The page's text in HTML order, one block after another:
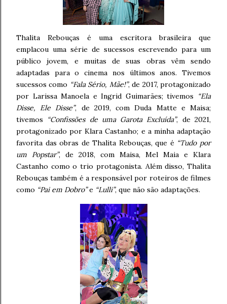
Thalita Rebouças é uma escritora brasileira que
emplacou uma série de sucessos escrevendo para um
público jovem, e muitas de suas obras vêm sendo
adaptadas para o cinema nos últimos anos. Tivemos
sucessos como “Fala Sério, Mãe!”, de 2017, protagonizado
por Larissa Manoela e Ingrid Guimarães; tivemos
“Ela
Disse, Ele Disse”, de 2019, com Duda Matte e Maisa;
tivemos “Confissões de uma Garota Excluída”, de 2021,
protagonizado por Klara Castanho; e a minha adaptação
favorita das obras de Thalita Rebouças, que é “Tudo por
um Popstar”, de 2018, com Maisa, Mel Maia e Klara
Castanho como o trio protagonista. Além disso, Thalita
Rebouças também é a responsável por roteiros de filmes
como “Pai em Dobro”e “Lulli”, que não são adaptações.